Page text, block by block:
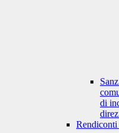
di